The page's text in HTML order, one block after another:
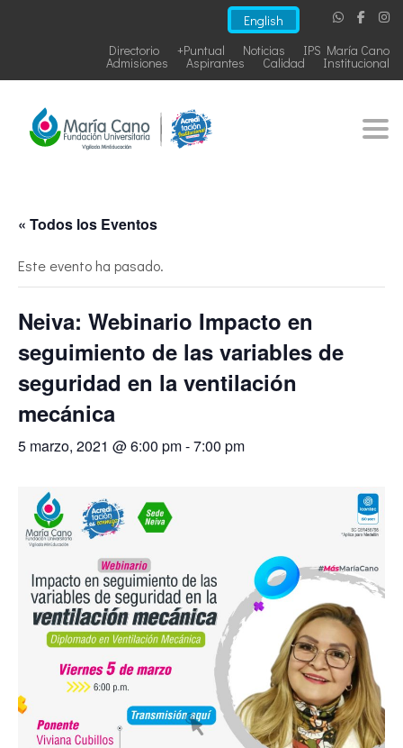
English
IPS María Cano
Noticias
+Puntual
Directorio
Institucional
Calidad
Aspirantes
Admisiones
« Todos los Eventos
Este evento ha pasado.
Neiva: Webinario Impacto en
seguimiento de las variables de
seguridad en la ventilación
mecánica
5 marzo, 2021 @ 6:00 pm-7:00 pm